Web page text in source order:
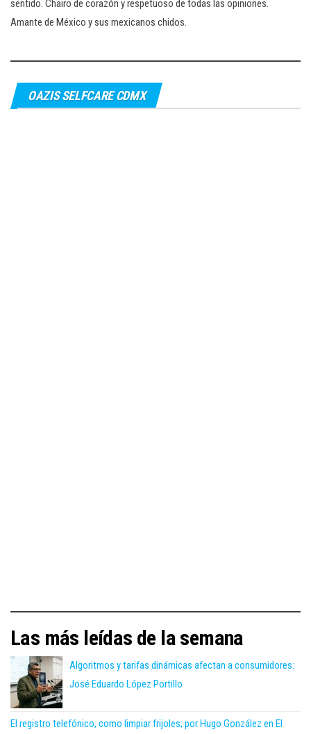
sentido. Chairo de corazón y respetuoso de todas las opiniones.
Amante de México y sus mexicanos chidos.
OAZIS SELFCARE CDMX
Las más leídas de la semana
Algoritmos y tarifas dinámicas afectan a consumidores:
José Eduardo López Portillo
El registro telefónico, como limpiar frijoles; por Hugo González en El